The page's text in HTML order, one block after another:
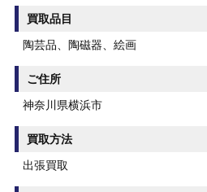
買取品目
陶芸品、陶磁器、絵画
ご住所
神奈川県横浜市
買取方法
出張買取